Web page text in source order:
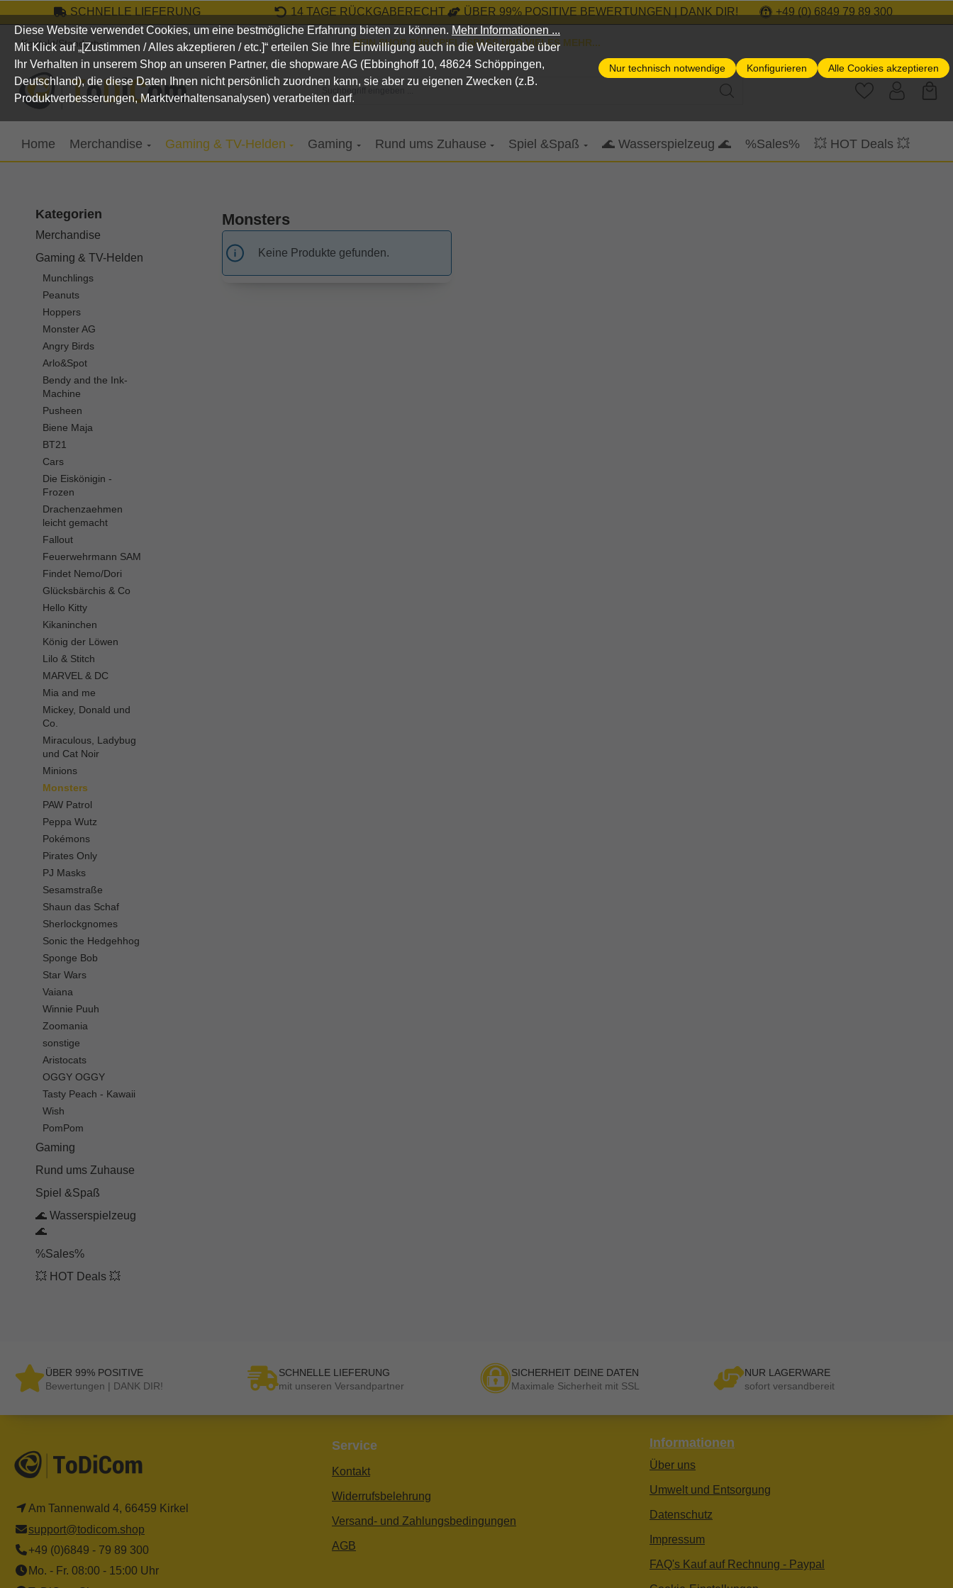
Hauptinhalt springen
Zur Suche springen
Zur Hauptnavigation springen
SCHNELLE LIEFERUNG 14 TAGE RÜCKGABERECHT ÜBER 99% POSITIVE BEWERTUNGEN | DANK DIR! +49 (0) 6849 79 89 300
Kontakt/Standort DEIN SHOP FÜR SPIEL, SPASS UND VIELES MEHR...
Suchbegriff eingeben ...
Home Merchandise Gaming & TV-Helden Gaming Rund ums Zuhause Spiel &Spaß 🌊 Wasserspielzeug 🌊 %Sales% 💥 HOT Deals 💥
Kategorien
Merchandise
Gaming & TV-Helden
Munchlings
Peanuts
Hoppers
Monster AG
Angry Birds
Arlo&Spot
Bendy and the Ink-
Machine
Pusheen
Biene Maja
BT21
Cars
Die Eiskönigin -
Frozen
Drachenzaehmen
leicht gemacht
Fallout
Feuerwehrmann SAM
Findet Nemo/Dori
Glücksbärchis & Co
Hello Kitty
Kikaninchen
König der Löwen
Lilo & Stitch
MARVEL & DC
Mia and me
Mickey, Donald und
Co.
Miraculous, Ladybug
und Cat Noir
Minions
Monsters
PAW Patrol
Peppa Wutz
Pokémons
Pirates Only
PJ Masks
Sesamstraße
Shaun das Schaf
Sherlockgnomes
Sonic the Hedgehhog
Sponge Bob
Star Wars
Vaiana
Winnie Puuh
Zoomania
sonstige
Aristocats
OGGY OGGY
Tasty Peach - Kawaii
Wish
PomPom
Gaming
Rund ums Zuhause
Spiel &Spaß
🌊 Wasserspielzeug
🌊
%Sales%
💥 HOT Deals 💥
Monsters
Keine Produkte gefunden.
ÜBER 99% POSITIVE
Bewertungen | DANK DIR!
SCHNELLE LIEFERUNG
mit unseren Versandpartner
SICHERHEIT DEINE DATEN
Maximale Sicherheit mit SSL
NUR LAGERWARE
sofort versandbereit
Am Tannenwald 4, 66459 Kirkel
support@todicom.shop
+49 (0)6849 - 79 89 300
Mo. - Fr. 08:00 - 15:00 Uhr
Service
Kontakt
Widerrufsbelehrung
Versand- und Zahlungsbedingungen
AGB
Informationen
Über uns
Umwelt und Entsorgung
Datenschutz
Impressum
FAQ's Kauf auf Rechnung - Paypal
Diese Website verwendet Cookies, um eine bestmögliche Erfahrung bieten zu können. Mehr Informationen ...
Mit Klick auf „[Zustimmen / Alles akzeptieren / etc.]“ erteilen Sie Ihre Einwilligung auch in die Weitergabe über
Ihr Verhalten in unserem Shop an unseren Partner, die shopware AG (Ebbinghoff 10, 48624 Schöppingen,
Deutschland), die diese Daten Ihnen nicht persönlich zuordnen kann, sie aber zu eigenen Zwecken (z.B.
Produktverbesserungen, Marktverhaltensanalysen) verarbeiten darf.
Nur technisch notwendige Konfigurieren Alle Cookies akzeptieren